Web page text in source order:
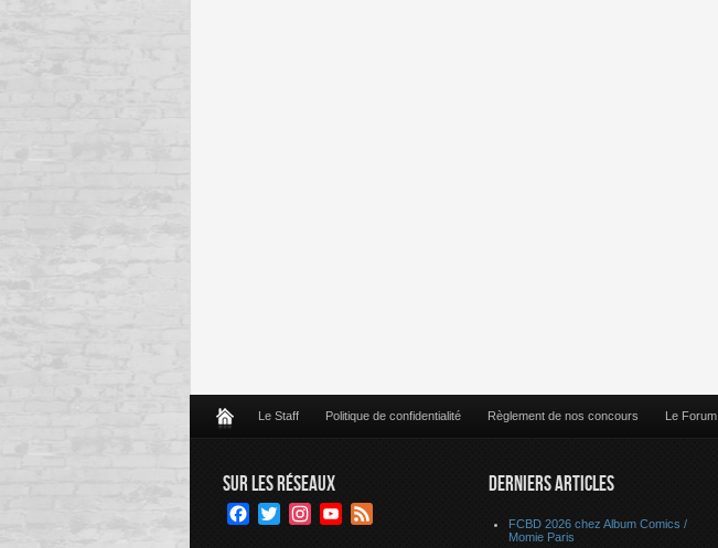
Le Staff Politique de confidentialité Règlement de nos concours Le Forum
SUR LES RÉSEAUX
Facebook
TwitterInstagramYouTube
DERNIERS ARTICLES
FCBD 2026 chez Album Comics /
Momie Paris